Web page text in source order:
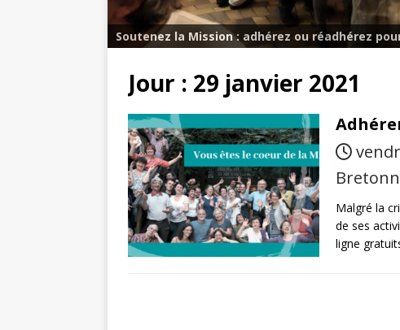
Soutenez la Mission : adhérez ou réadhérez
Jour : 29 janvier 2021
Malgré la
de ses
ligne